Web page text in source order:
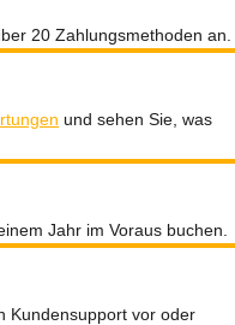
20 Zahlungsmethoden an.
und sehen Sie, was
Jahr im Voraus buchen.
Kundensupport vor oder